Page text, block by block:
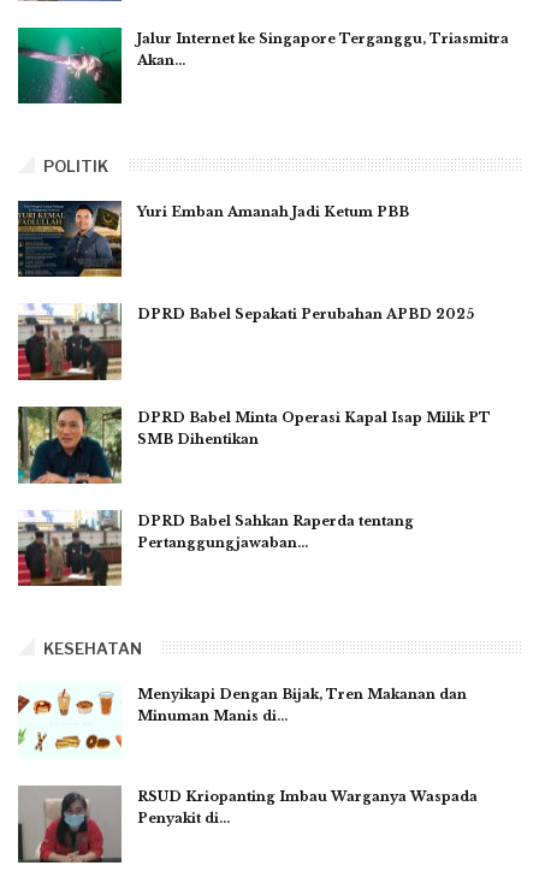
Jalur Internet ke Singapore Terganggu, Triasmitra
Akan…
POLITIK
Yuri Emban Amanah Jadi Ketum PBB
DPRD Babel Sepakati Perubahan APBD 2025
DPRD Babel Minta Operasi Kapal Isap Milik PT
SMB Dihentikan
DPRD Babel Sahkan Raperda tentang
Pertanggungjawaban…
KESEHATAN
Menyikapi Dengan Bijak, Tren Makanan dan
Minuman Manis di…
RSUD Kriopanting Imbau Warganya Waspada
Penyakit di…